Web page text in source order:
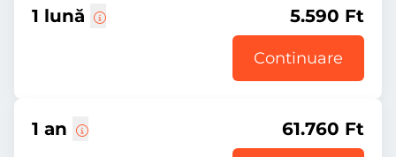
1 lună 5.590 Ft
Continuare
1 an 61.760 Ft